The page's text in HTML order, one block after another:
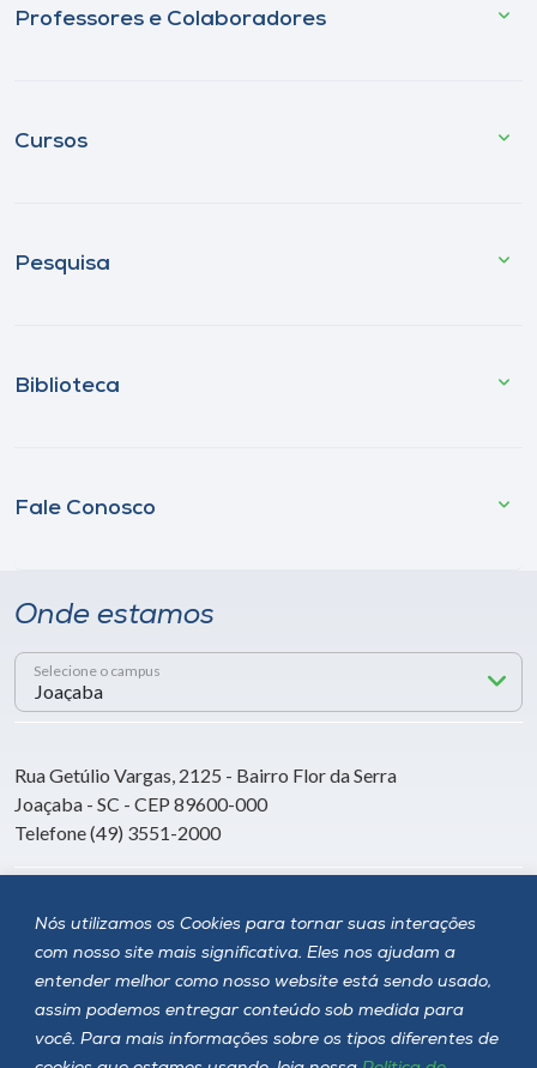
Nós utilizamos os Cookies para tornar suas interações
com nosso site mais significativa. Eles nos ajudam a
entender melhor como nosso website está sendo usado,
assim podemos entregar conteúdo sob medida para
você. Para mais informações sobre os tipos diferentes de
Professores e Colaboradores
Cursos
Pesquisa
Biblioteca
Fale Conosco
Onde estamos
Selecione o campus
Rua Getúlio Vargas, 2125 - Bairro Flor da Serra
Joaçaba - SC - CEP 89600-000
Telefone (49) 3551-2000
Siga a Unoesc